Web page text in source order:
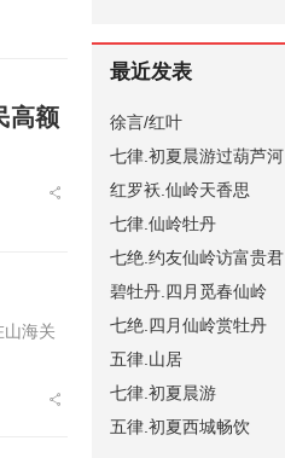
高额
山海关
最近发表
徐言/红叶
七律.初夏晨游过葫芦河
红罗袄.仙岭天香思
七律.仙岭牡丹
七绝.约友仙岭访富贵君
碧牡丹.四月觅春仙岭
七绝.四月仙岭赏牡丹
五律.山居
七律.初夏晨游
五律.初夏西城畅饮